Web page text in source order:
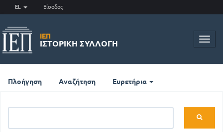
EL Είσοδος
ΙΕΠ
ΙΣΤΟΡΙΚΉ ΣΥΛΛΟΓΉ
Πλοήγηση Αναζήτηση Ευρετήρια